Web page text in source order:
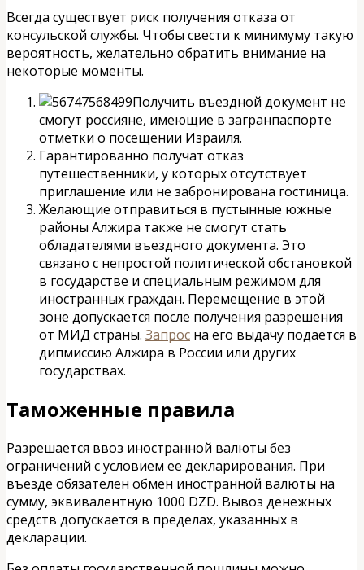
Всегда существует риск получения отказа от
консульской службы. Чтобы свести к минимуму такую
вероятность, желательно обратить внимание на
некоторые моменты.
Получить въездной документ не
смогут россияне, имеющие в загранпаспорте
отметки о посещении Израиля.
Гарантированно получат отказ
путешественники, у которых отсутствует
приглашение или не забронирована гостиница.
Желающие отправиться в пустынные южные
районы Алжира также не смогут стать
обладателями въездного документа. Это
связано с непростой политической обстановкой
в государстве и специальным режимом для
иностранных граждан. Перемещение в этой
зоне допускается после получения разрешения
от МИД страны. Запрос на его выдачу подается в
дипмиссию Алжира в России или других
государствах.
Таможенные правила
Разрешается ввоз иностранной валюты без
ограничений с условием ее декларирования. При
въезде обязателен обмен иностранной валюты на
сумму, эквивалентную 1000 DZD. Вывоз денежных
средств допускается в пределах, указанных в
декларации.